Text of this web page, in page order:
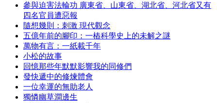
參與迫害法輪功 廣東省、山東省、湖北省、河北省又有
四名官員遭惡報
隨想幾則：刺激 現代觀念
五億年前的腳印：一樁科學史上的未解之謎
萬物有言：一紙載千年
小松的故事
回憶那些年默默影響我的同修們
發快遞中的修煉體會
一位幸運的無助老人
獨憐幽草澗邊生